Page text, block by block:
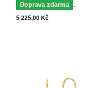
Doprava zdarma
MOISS dětské
náušnice z bílého zlata
5 225,00 Kč